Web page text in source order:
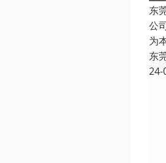
东
公
为
东
24-